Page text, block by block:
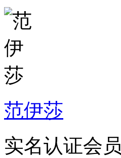
范伊莎
实名认证会员